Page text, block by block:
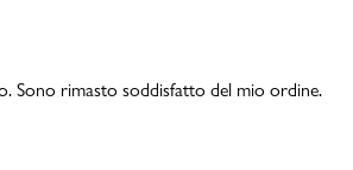
Sono rimasto soddisfatto del mio ordine.